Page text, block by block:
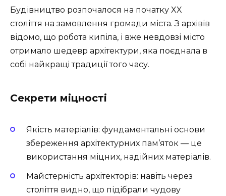
Будівництво розпочалося на початку XX
століття на замовлення громади міста. З архівів
відомо, що робота кипіла, і вже невдовзі місто
отримало шедевр архітектури, яка поєднала в
собі найкращі традиції того часу.
Секрети міцності
Якість матеріалів: фундаментальні основи
збереження архітектурних пам’яток — це
використання міцних, надійних матеріалів.
Майстерність архітекторів: навіть через
століття видно, що підібрали чудову